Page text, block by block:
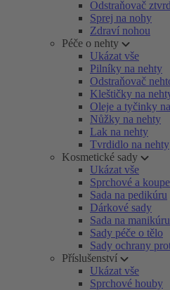
Odstraňovač
Sprej na nohy
Zdraví nohou
Péče o nehty
Ukázat vše
Pilníky na nehty
Odstraňovač
Kleštičky na
Oleje a tyčinky
Nůžky na nehty
Lak na nehty
Tvrdidlo na nehty
Kosmetické sady
Ukázat vše
Sprchové a
Sada na pedikúru
Dárkové sady
Sada na manikúru
Sady péče o tělo
Sady ochrany
Příslušenství
Ukázat vše
Sprchové houby